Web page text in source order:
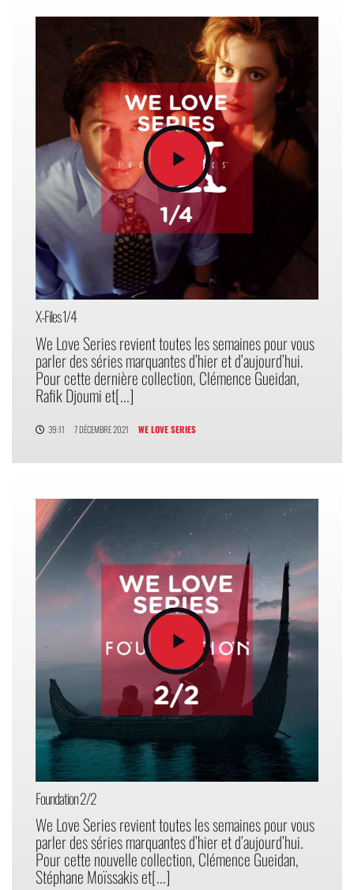
X-Files 1/4
We Love Series revient toutes les semaines pour vous
parler des séries marquantes d’hier et d’aujourd’hui.
Pour cette dernière collection, Clémence Gueidan,
Rafik Djoumi et[...]
39:11 7 DÉCEMBRE 2021 WE LOVE SERIES
Foundation 2/2
We Love Series revient toutes les semaines pour vous
parler des séries marquantes d’hier et d’aujourd’hui.
Pour cette nouvelle collection, Clémence Gueidan,
Stéphane Moïssakis et[...]